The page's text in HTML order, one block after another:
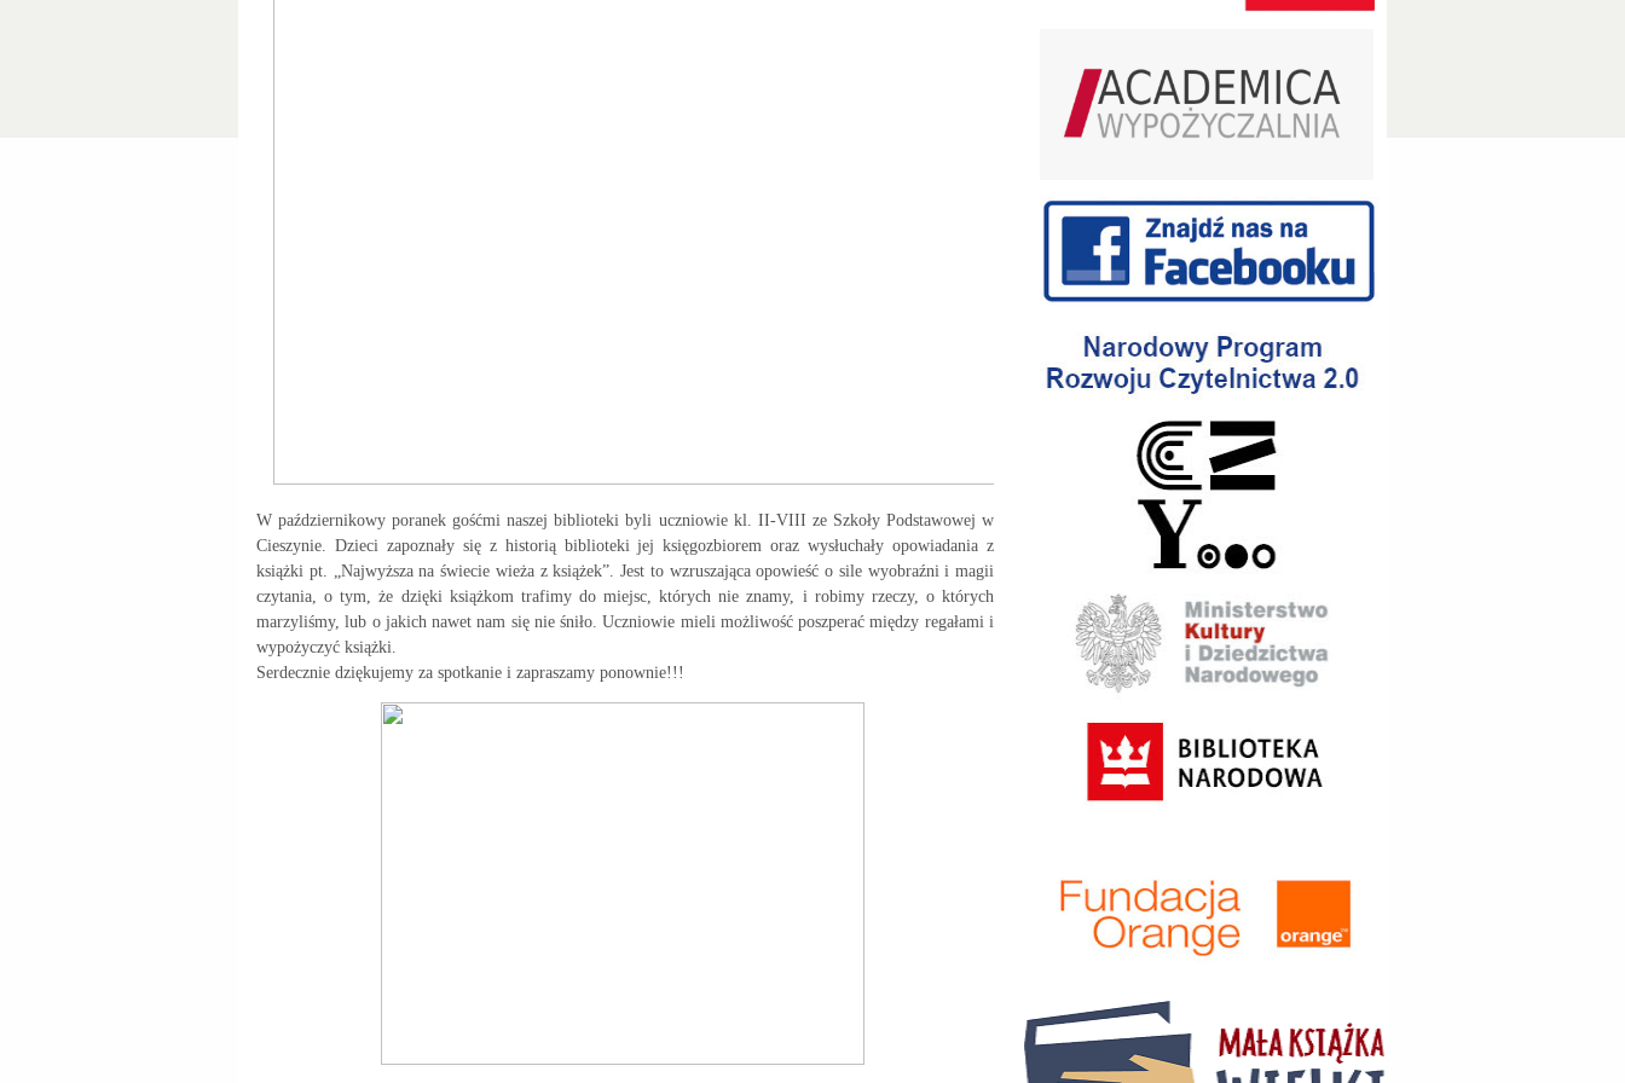
W październikowy poranek gośćmi naszej biblioteki byli uczniowie kl. II-VIII ze Szkoły Podstawowej w
Cieszynie. Dzieci zapoznały się z historią biblioteki jej księgozbiorem oraz wysłuchały opowiadania z
książki pt. „Najwyższa na świecie wieża z książek”. Jest to wzruszająca opowieść o sile wyobraźni i magii
czytania, o tym, że dzięki książkom trafimy do miejsc, których nie znamy, i robimy rzeczy, o których
marzyliśmy, lub o jakich nawet nam się nie śniło. Uczniowie mieli możliwość poszperać między regałami i
wypożyczyć książki.
Serdecznie dziękujemy za spotkanie i zapraszamy ponownie!!!